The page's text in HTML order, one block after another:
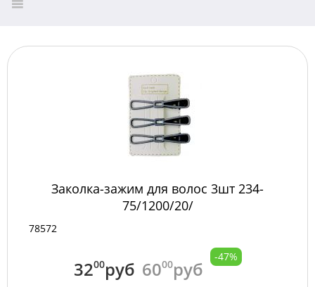
Заколка-зажим для волос 3шт 234-
75/1200/20/
78572
3200руб 6000руб
-47%